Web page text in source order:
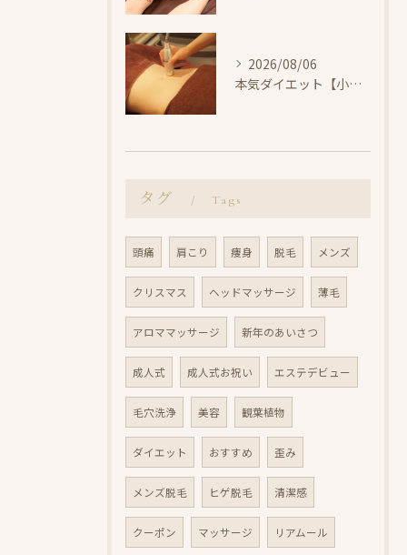
2026/08/06
本気ダイエット【小田原・エステ・痩身】
タグ Tags
頭痛 肩こり 痩身 脱毛 メンズ
クリスマス ヘッドマッサージ 薄毛
アロママッサージ 新年のあいさつ
成人式 成人式お祝い エステデビュー
毛穴洗浄 美容 観葉植物
ダイエット おすすめ 歪み
メンズ脱毛 ヒゲ脱毛 清潔感
クーポン マッサージ リアムール